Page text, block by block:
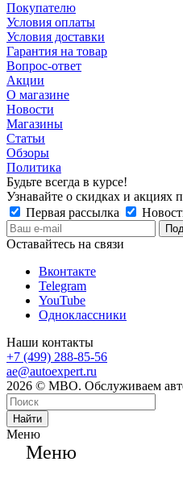
Покупателю
Условия оплаты
Условия доставки
Гарантия на товар
Вопрос-ответ
Акции
О магазине
Новости
Магазины
Статьи
Обзоры
Политика
Будьте всегда в курсе!
Узнавайте о скидках и акциях
Первая рассылка
Оставайтесь на связи
Вконтакте
Telegram
YouTube
Одноклассники
Наши контакты
+7 (499) 288-85-56
ae@autoexpert.ru
2026 © МВО. Обслуживаем
Найти
Меню
Меню